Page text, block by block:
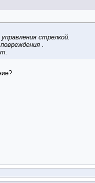
стрелкой.
.